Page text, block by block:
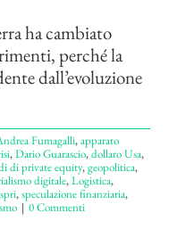
ha cambiato
perché la
dall’evoluzione
Fumagalli,apparato
,Dario Guarascio,dollaro Usa,
di private equity,geopolitica,
digitale,Logistica,
,speculazione finanziaria,
| 0 Commenti